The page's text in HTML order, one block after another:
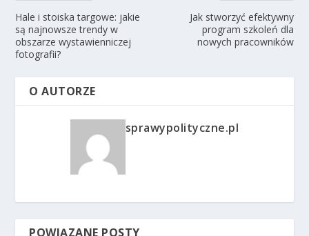
Hale i stoiska targowe: jakie
są najnowsze trendy w
obszarze wystawienniczej
fotografii?
Jak stworzyć efektywny
program szkoleń dla
nowych pracowników
O AUTORZE
sprawypolityczne.pl
POWIĄZANE POSTY